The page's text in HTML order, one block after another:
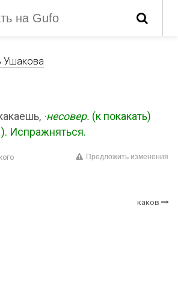
Ушакова
·несовер. (к покакать)
). Испражняться.
Предложить изменения
каков